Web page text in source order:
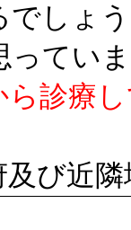
でしょ
ってい
診療
び近隣